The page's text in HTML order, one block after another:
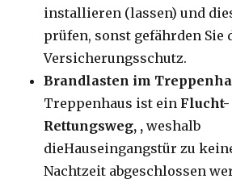
installieren (lassen) und
prüfen, sonst gefährden Sie
Versicherungsschutz.
Brandlasten im
Treppenhaus ist ein Flucht-
Rettungsweg, ,weshalb
dieHauseingangstür zu
Nachtzeit abgeschlossen